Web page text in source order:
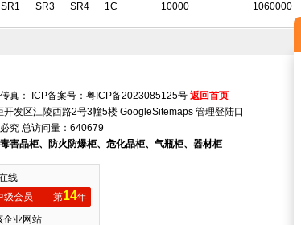
SR1
SR3
SR4
1C
10000
1060000
真： ICP备案号： 粤ICP备2023085125号 返回首页
发区江陵西路2号3幢5楼 GoogleSitemaps 管理登陆口
究总访问量：640679
害品柜、防火防爆柜、危化品柜、气瓶柜、器材柜
线
级会员
第14年
企业网站